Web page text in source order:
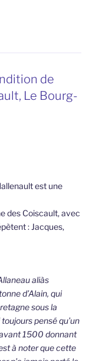
de
Le Bourg-
est une
des Coiscault, avec
: Jacques,
aliàs
d’Alain, qui
sous la
pensé qu’un
1500 donnant
à noter que cette